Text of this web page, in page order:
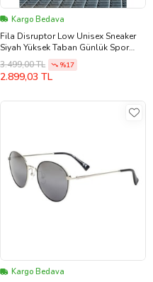
Kargo Bedava
Fila Disruptor Low Unisex Sneaker
Siyah Yüksek Taban Günlük Spor
Ayakkabı
3.499,00 TL %17
2.899,03 TL
Kargo Bedava